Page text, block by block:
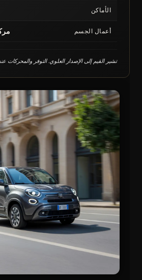
الأماكن
أعمال الجسم
تشير القيم إلى الإصدار العلوي. التوفر والمحركات